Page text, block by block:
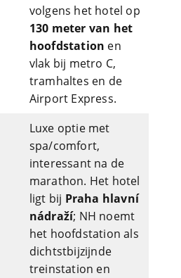
volgens het hotel op
130 meter van het
hoofdstation en
vlak bij metro C,
tramhaltes en de
Airport Express.
Luxe optie met
spa/comfort,
interessant na de
marathon. Het hotel
ligt bij Praha hlavní
nádraží; NH noemt
het hoofdstation als
dichtstbijzijnde
treinstation en